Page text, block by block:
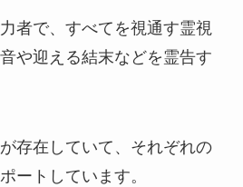
者で、すべてを視通す霊視
や迎える結末などを霊告す
存在していて、それぞれの
ートしています。